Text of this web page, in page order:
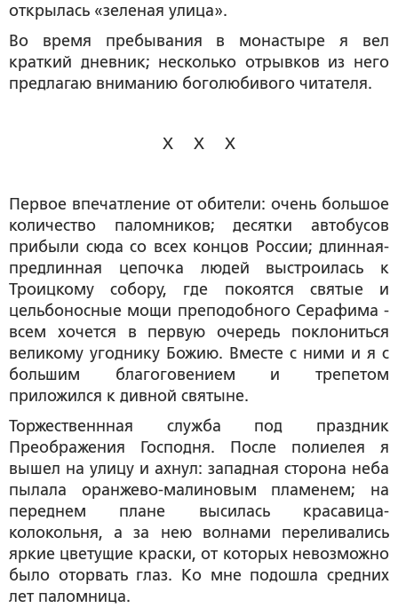
открылась «зеленая улица».
Во время пребывания в монастыре я вел
краткий дневник; несколько отрывков из него
предлагаю вниманию боголюбивого читателя.
Х Х Х
Первое впечатление от обители: очень большое
количество паломников; десятки автобусов
прибыли сюда со всех концов России; длинная-
предлинная цепочка людей выстроилась к
Троицкому собору, где покоятся святые и
цельбоносные мощи преподобного Серафима -
всем хочется в первую очередь поклониться
великому угоднику Божию. Вместе с ними и я с
большим благоговением и трепетом
приложился к дивной святыне.
Торжественнная служба под праздник
Преображения Господня. После полиелея я
вышел на улицу и ахнул: западная сторона неба
пылала оранжево-малиновым пламенем; на
переднем плане высилась красавица-
колокольня, а за нею волнами переливались
яркие цветущие краски, от которых невозможно
было оторвать глаз. Ко мне подошла средних
лет паломница.